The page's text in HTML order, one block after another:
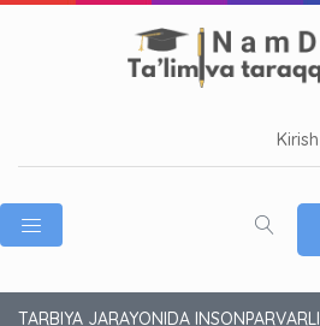
Kirish
TARBIYA JARAYONIDA